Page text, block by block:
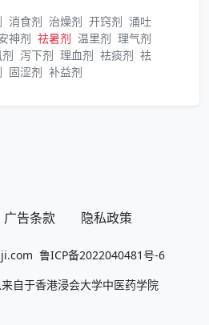
消食剂 治燥剂 开窍剂 涌吐
神剂 祛暑剂 温里剂 理气剂
泻下剂 理血剂 祛痰剂 祛
固涩剂 补益剂
广告条款 隐私政策
鲁ICP备2022040481号-6
自于香港浸会大学中医药学院